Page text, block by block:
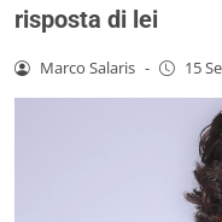
risposta di lei
Marco Salaris - 15